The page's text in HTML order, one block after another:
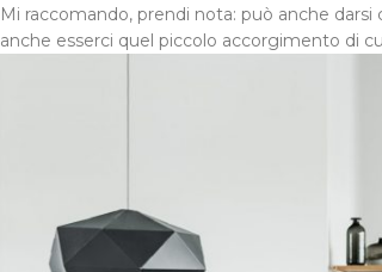
Mi raccomando, prendi nota: può anche
anche esserci quel piccolo accorgimento di